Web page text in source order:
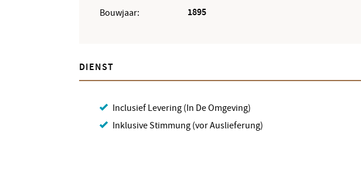
Bouwjaar: 1895
DIENST
Inclusief Levering (In De Omgeving)
Inklusive Stimmung (vor Auslieferung)